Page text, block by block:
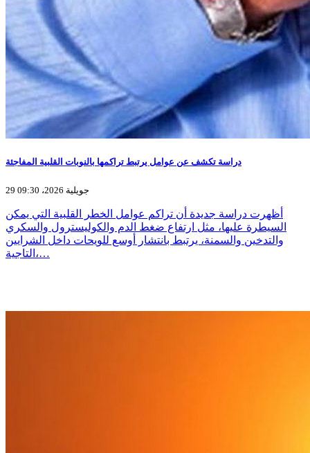
دراسة تكشف عن عوامل يرتبط تراكمها بالنوبات القلبية المفاجئة
29 جويلية 2026، 09:30
أظهرت دراسة جديدة أن تراكم عوامل الخطر القلبية التي يمكن
السيطرة عليها، مثل ارتفاع ضغط الدم والكوليسترول والسكري
والتدخين والسمنة، يرتبط بانتشار أوسع للويحات داخل الشرايين
التاجية،…